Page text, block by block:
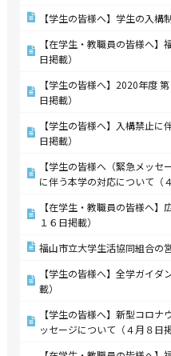
【学生の皆様へ】学生の入構
【在学生・教職員の皆様へ
日掲載）
【学生の皆様へ】2020年度
日掲載）
【学生の皆様へ】入構禁止
日掲載）
【学生の皆様へ（緊急メッ
に伴う本学の対応について（
【在学生・教職員の皆様へ
１６日掲載）
福山市立大学生活協同組合の
【学生の皆様へ】全学ガイ
載）
【学生の皆様へ】新型コロ
ッセージについて（４月８日掲